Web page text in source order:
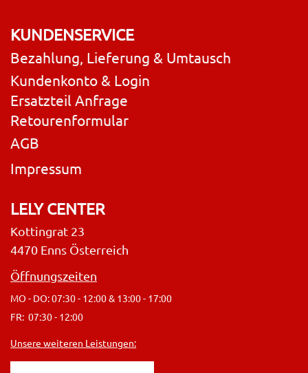
KUNDENSERVICE
Bezahlung, Lieferung & Umtausch
Kundenkonto & Login
Ersatzteil Anfrage
Retourenformular
AGB
Impressum
LELY CENTER
Kottingrat 23
4470 Enns Österreich
Öffnungszeiten
MO - DO: 07:30 - 12:00 & 13:00 - 17:00
FR: 07:30 - 12:00
Unsere weiteren Leistungen: